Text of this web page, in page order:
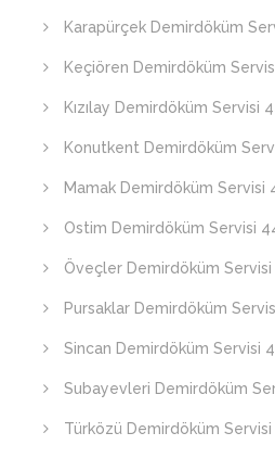
Karapürçek Demirdöküm
Keçiören Demirdöküm
Kızılay Demirdöküm Servisi
Konutkent Demirdöküm
Mamak Demirdöküm Servisi
Ostim Demirdöküm Servisi
Öveçler Demirdöküm
Pursaklar Demirdöküm
Sincan Demirdöküm Servisi
Subayevleri Demirdöküm
Türközü Demirdöküm